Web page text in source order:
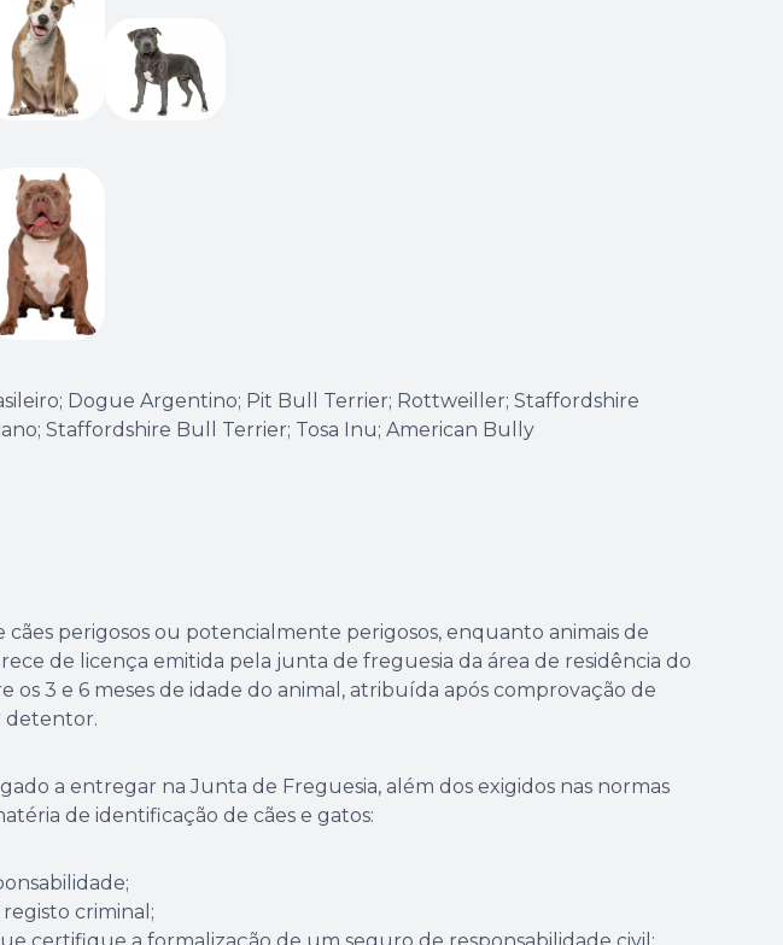
Dogue Argentino; Pit Bull Terrier; Rottweiller; Staffordshire
Staffordshire Bull Terrier; Tosa Inu; American Bully
cães perigosos ou potencialmente perigosos, enquanto animais de
de licença emitida pela junta de freguesia da área de residência do
os 3 e 6 meses de idade do animal, atribuída após comprovação de
detentor.
a entregar na Junta de Freguesia, além dos exigidos nas normas
de identificação de cães e gatos:
criminal;
certifique a formalização de um seguro de responsabilidade civil;